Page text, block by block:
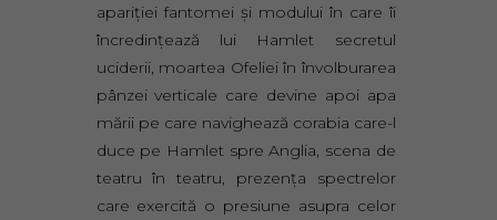
apariţiei fantomei şi modului în care îi
încredinţează lui Hamlet secretul
uciderii, moartea Ofeliei în învolburarea
pânzei verticale care devine apoi apa
mării pe care navighează corabia care-l
duce pe Hamlet spre Anglia, scena de
teatru în teatru, prezenţa spectrelor
care exercită o presiune asupra celor